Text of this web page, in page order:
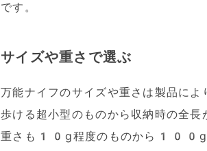
です。
サイズや重さで選ぶ
万能ナイフのサイズや重さは製品に
歩ける超小型のものから収納時の
重さも10g程度のものから100g以